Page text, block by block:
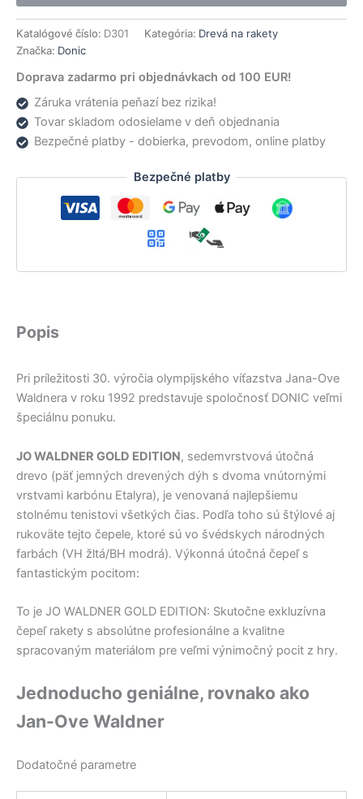
Edition
Katalógové číslo: D301 Kategória: Drevá na rakety
Značka: Donic
Doprava zadarmo pri objednávkach od 100 EUR!
Záruka vrátenia peňazí bez rizika!
Tovar skladom odosielame v deň objednania
Bezpečné platby - dobierka, prevodom, online platby
Bezpečné platby
Popis
Pri príležitosti 30. výročia olympijského víťazstva Jana-Ove
Waldnera v roku 1992 predstavuje spoločnosť DONIC veľmi
špeciálnu ponuku.
JO WALDNER GOLD EDITION, sedemvrstvová útočná
drevo (päť jemných drevených dýh s dvoma vnútornými
vrstvami karbónu Etalyra), je venovaná najlepšiemu
stolnému tenistovi všetkých čias. Podľa toho sú štýlové aj
rukoväte tejto čepele, ktoré sú vo švédskych národných
farbách (VH žltá/BH modrá). Výkonná útočná čepeľ s
fantastickým pocitom:
To je JO WALDNER GOLD EDITION: Skutočne exkluzívna
čepeľ rakety s absolútne profesionálne a kvalitne
spracovaným materiálom pre veľmi výnimočný pocit z hry.
Jednoducho geniálne, rovnako ako
Jan-Ove Waldner
Dodatočné parametre